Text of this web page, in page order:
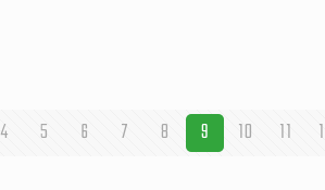
4 5 6 7 8 9 10 11